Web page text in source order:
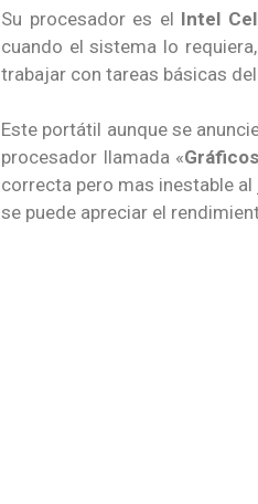
Su procesador es el Intel
cuando el sistema lo
trabajar con tareas básicas
Este portátil aunque se
procesador llamada «
correcta pero mas inestable
se puede apreciar el